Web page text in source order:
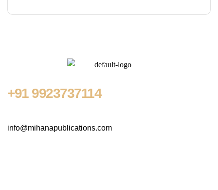
+91 9923737114
info@mihanapublications.com